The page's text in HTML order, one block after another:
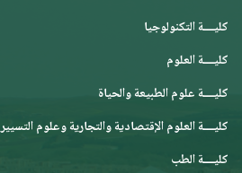
كليــــة التكنولوجيا
كليــــة العلوم
كليــــة علوم الطبيعة والحياة
كليــــة العلوم الإقتصادية والتجارية وعلوم التسيير
كليــــة الطب